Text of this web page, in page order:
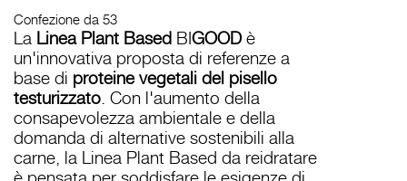
Confezione da 53
La Linea Plant Based BIGOOD è
un'innovativa proposta di referenze a
base di proteine vegetali del pisello
testurizzato . Con l'aumento della
consapevolezza ambientale e della
domanda di alternative sostenibili alla
carne, la Linea Plant Based da reidratare